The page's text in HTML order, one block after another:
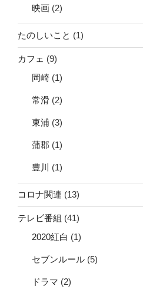
映画 (2)
たのしいこと (1)
カフェ (9)
岡崎 (1)
常滑 (2)
東浦 (3)
蒲郡 (1)
豊川 (1)
コロナ関連 (13)
テレビ番組 (41)
2020紅白 (1)
セブンルール (5)
ドラマ (2)